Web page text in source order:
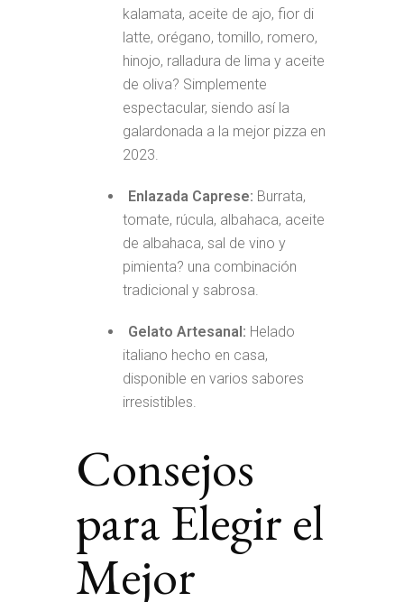
kalamata, aceite de ajo, fior di
latte, orégano, tomillo, romero,
hinojo, ralladura de lima y aceite
de oliva? Simplemente
espectacular, siendo así la
galardonada a la mejor pizza en
2023.
Enlazada Caprese: Burrata,
tomate, rúcula, albahaca, aceite
de albahaca, sal de vino y
pimienta? una combinación
tradicional y sabrosa.
Gelato Artesanal: Helado
italiano hecho en casa,
disponible en varios sabores
irresistibles.
Consejos
para Elegir el
Mejor